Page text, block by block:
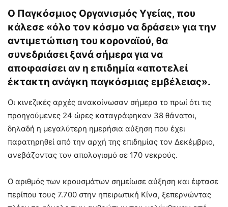
Ο Παγκόσμιος Οργανισμός Υγείας, που
κάλεσε «όλο τον κόσμο να δράσει» για την
αντιμετώπιση του κοροναϊού, θα
συνεδριάσει ξανά σήμερα για να
αποφασίσει αν η επιδημία «αποτελεί
έκτακτη ανάγκη παγκόσμιας εμβέλειας».
Οι κινεζικές αρχές ανακοίνωσαν σήμερα το πρωί ότι τις
προηγούμενες 24 ώρες καταγράφηκαν 38 θάνατοι,
δηλαδή η μεγαλύτερη ημερήσια αύξηση που έχει
παρατηρηθεί από την αρχή της επιδημίας τον Δεκέμβριο,
ανεβάζοντας τον απολογισμό σε 170 νεκρούς.
Ο αριθμός των κρουσμάτων σημείωσε αύξηση και έφτασε
περίπου τους 7.700 στην ηπειρωτική Κίνα, ξεπερνώντας